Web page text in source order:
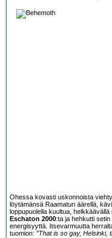
Ohessa kovasti uskonnoista
löytämänsä Raamatun äärellä,
loppupuolella kuultua,
Eschaton 2000:ta ja hehkutti
energisyyttä. Itsevarmuutta
tuomion: ”That is so gay, Helsinki,